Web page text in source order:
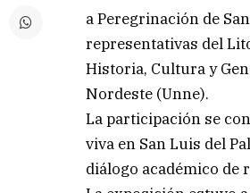
a Peregrinación de
representativas del
Historia, Cultura y
Nordeste (Unne).
La participación se
viva en San Luis del
diálogo académico de